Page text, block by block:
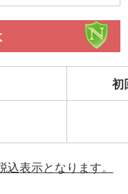
初
込表示となります。